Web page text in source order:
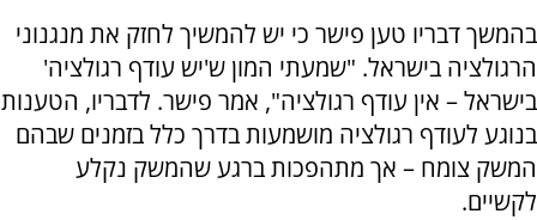
בהמשך דבריו טען פישר כי יש להמשיך לחזק את מנגנוני
הרגולציה בישראל. "שמעתי המון ש'יש עודף רגולציה'
בישראל – אין עודף רגולציה", אמר פישר. לדבריו, הטענות
בנוגע לעודף רגולציה מושמעות בדרך כלל בזמנים שבהם
המשק צומח – אך מתהפכות ברגע שהמשק נקלע
לקשיים.